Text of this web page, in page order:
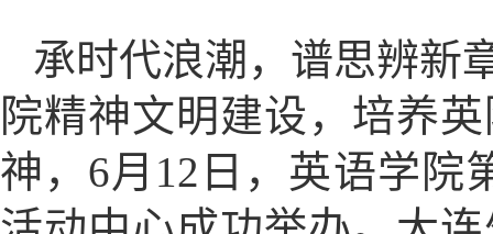
承时代浪潮，谱思辨新
院精神文明建设，培养
神，6月12日，英语学院